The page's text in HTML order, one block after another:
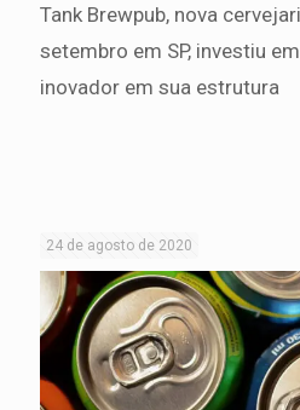
Tank Brewpub, nova
setembro em SP, investiu
inovador em sua estrutura
24 de agosto de 2020